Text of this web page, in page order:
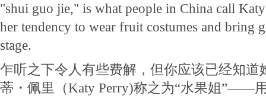
"shui guo jie," is what people in China call
her tendency to wear fruit costumes and bring
stage.
乍听之下令人有些费解，但你应该已经知道
蒂・佩里（Katy Perry)称之为“水果姐”——